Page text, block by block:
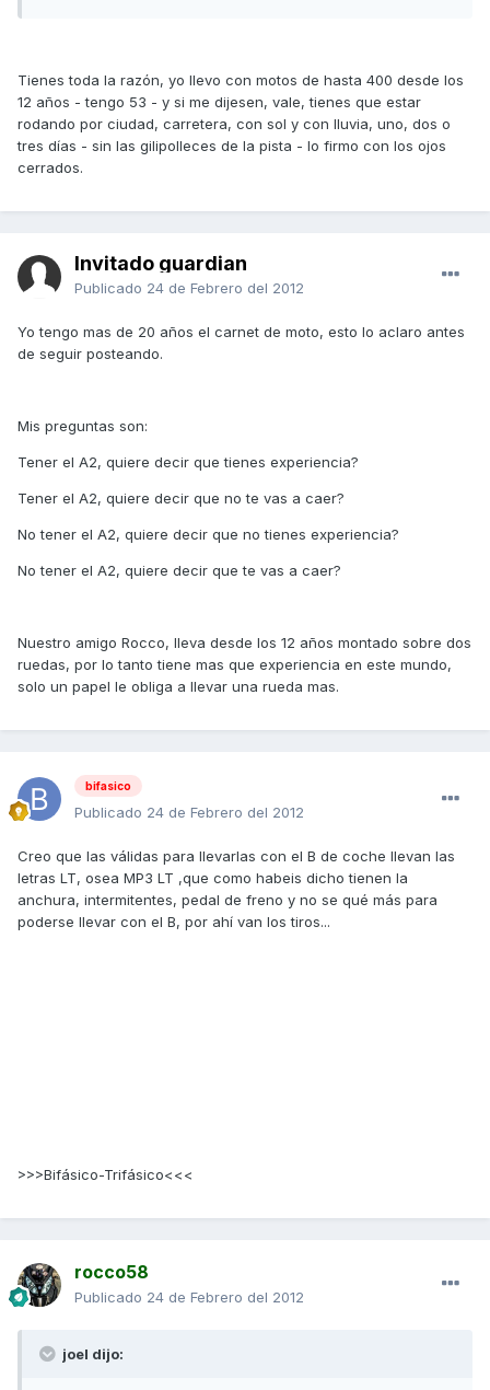
Tienes toda la razón, yo llevo con motos de hasta 400 desde los
12 años - tengo 53 - y si me dijesen, vale, tienes que estar
rodando por ciudad, carretera, con sol y con lluvia, uno, dos o
tres días - sin las gilipolleces de la pista - lo firmo con los ojos
cerrados.
Invitado guardian
Publicado 24 de Febrero del 2012
Yo tengo mas de 20 años el carnet de moto, esto lo aclaro antes
de seguir posteando.
Mis preguntas son:
Tener el A2, quiere decir que tienes experiencia?
Tener el A2, quiere decir que no te vas a caer?
No tener el A2, quiere decir que no tienes experiencia?
No tener el A2, quiere decir que te vas a caer?
Nuestro amigo Rocco, lleva desde los 12 años montado sobre dos
ruedas, por lo tanto tiene mas que experiencia en este mundo,
solo un papel le obliga a llevar una rueda mas.
bifasico
Publicado 24 de Febrero del 2012
Creo que las válidas para llevarlas con el B de coche llevan las
letras LT, osea MP3 LT ,que como habeis dicho tienen la
anchura, intermitentes, pedal de freno y no se qué más para
poderse llevar con el B, por ahí van los tiros...
>>>Bifásico-Trifásico<<<
rocco58
Publicado 24 de Febrero del 2012
joel dijo: